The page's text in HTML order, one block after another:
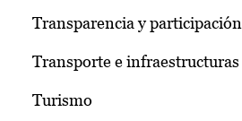
Transparencia y participación
Transporte e infraestructuras
Turismo